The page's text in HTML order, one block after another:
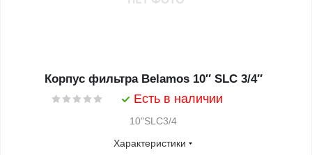
Корпус фильтра Belamos 10″ SLC 3/4″
Есть в наличии
10"SLC3/4
Характеристики